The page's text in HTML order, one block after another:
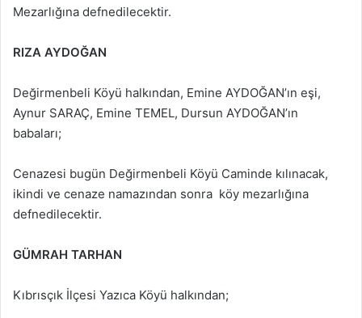
Mezarlığına defnedilecektir.
RIZA AYDOĞAN
Değirmenbeli Köyü halkından, Emine AYDOĞAN’ın eşi,
Aynur SARAÇ, Emine TEMEL, Dursun AYDOĞAN’ın
babaları;
Cenazesi bugün Değirmenbeli Köyü Caminde kılınacak,
ikindi ve cenaze namazından sonra köy mezarlığına
defnedilecektir.
GÜMRAH TARHAN
Kıbrısçık İlçesi Yazıca Köyü halkından;